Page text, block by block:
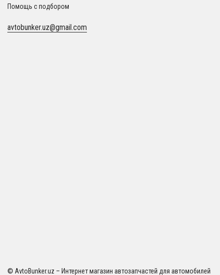
Помощь с подбором
avtobunker.uz@gmail.com
© AvtoBunker.uz – Интернет магазин автозапчастей для автомобилей